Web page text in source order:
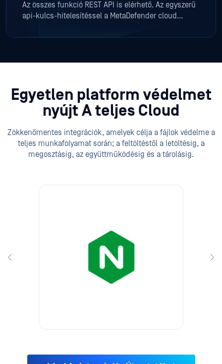
Az összes funkció REST API is elérhető. Az egyszerű
api-kulcs-hitelesítéssel a MetaDefender cloud
SIEM-be. Az API tökéletes a fájl-, IP- és
Egyetlen platform védelmet
nyújt A teljes Cloud
Zökkenőmentes integrációk, amelyek célja a fájlok védelme a
teljes munkafolyamat során; a feltöltéstől a letöltésig, a
megosztásig, az együttműködésig és a tárolásig.